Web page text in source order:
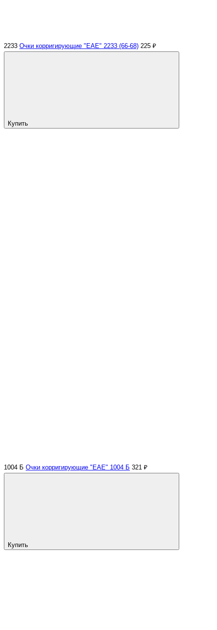
2233 Очки корригирующие "EAE" 2233 (66-68) 225 ₽
Купить
1004 Б Очки корригирующие "EAE" 1004 Б 321 ₽
Купить